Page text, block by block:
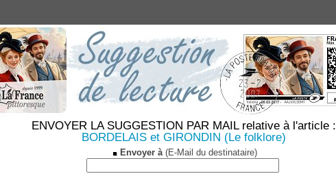
ENVOYER LA SUGGESTION PAR MAIL relative à l'article :
BORDELAIS et GIRONDIN (Le folklore)
Envoyer à(E-Mail du destinataire)